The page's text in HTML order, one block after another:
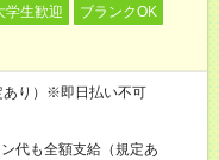
学生歓迎
ブランクOK
り）※即日払い不可
代も全額支給（規定あ